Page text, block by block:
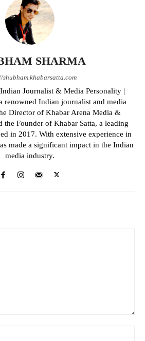
SHARMA
shubham.khabarsatta.com
Journalist & Media Personality |
renowned Indian journalist and media
Director of Khabar Arena Media &
the Founder of Khabar Satta, a leading
in 2017. With extensive experience in
made a significant impact in the Indian
media industry.